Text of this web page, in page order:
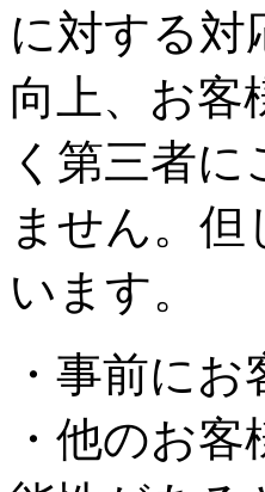
に対する対
向上、お客
く第三者
ません。
います。
・事前に
・他のお